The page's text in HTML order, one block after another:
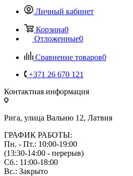
Личный кабинет
Корзина0
Отложенные0
Сравнение товаров0
+371 26 670 121
Контактная информация
Рига, улица Вальню 12, Латвия
ГРАФИК РАБОТЫ:
Пн. - Пт.: 10:00-19:00
(13:30-14:00 - перерыв)
Сб.: 11:00-18:00
Вс.: Закрыто